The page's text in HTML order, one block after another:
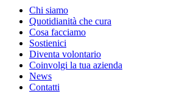
Chi siamo
Quotidianità che cura
Cosa facciamo
Sostienici
Diventa volontario
Coinvolgi la tua azienda
News
Contatti